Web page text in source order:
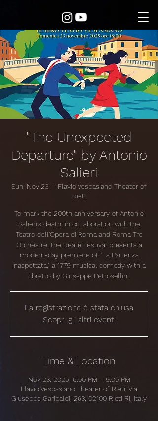
"The Unexpected
Departure" by Antonio
Salieri
Sun, Nov 23
  |
Flavio Vespasiano Theater of
Rieti
To mark the 200th anniversary of Antonio
Salieri's death, in collaboration with the
Teatro dell'Opera di Roma and Roma Tre
Orchestre, the Reate Festival presents a
modern-day premiere of "La Partenza
Inaspettata," a 1779 musical comedy with a
libretto by Giuseppe Petrosellini.
La registrazione è stata chiusa
Scopri gli altri eventi
Time & Location
Nov 23, 2025, 6:00 PM – 9:00 PM
Flavio Vespasiano Theater of Rieti, Via
Giuseppe Garibaldi, 263, 02100 Rieti RI, Italy